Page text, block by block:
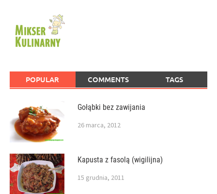
POPULAR COMMENTS TAGS
Gołąbki bez zawijania
26 marca, 2012
Kapusta z fasolą (wigilijna)
15 grudnia, 2011